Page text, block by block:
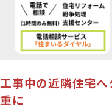
工事中の近隣住宅
重に